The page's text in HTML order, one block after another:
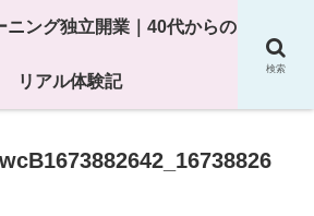
もとにハウスクリーニング独立の現実
ニング独立開業｜40代からの
リアル体験記
検索